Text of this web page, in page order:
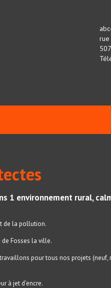
rue
1 environnement rural,
de la pollution.
Fosses la ville.
pour tous nos projets
à jet d’encre.